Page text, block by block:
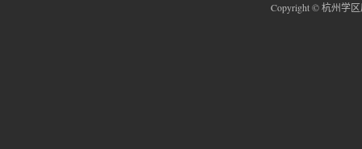
Copyright © 杭州学